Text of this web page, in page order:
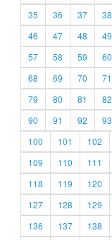
35
36 37 38
46
47 48 49
57
58 59 60
68
69 70 71
79
80 81 82
90
91 92 93
100
101 102
109
110 111
118
119 120
127
128 129
136
137 138